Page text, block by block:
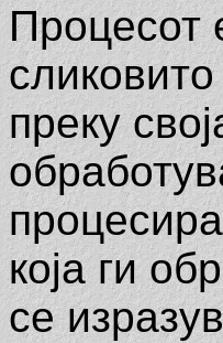
Процесот
преку
која ги
се